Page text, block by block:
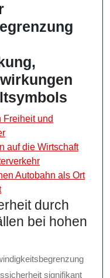
Freiheit und
auf die Wirtschaft
Autobahn als Ort
durch
bei hohen
signifikant